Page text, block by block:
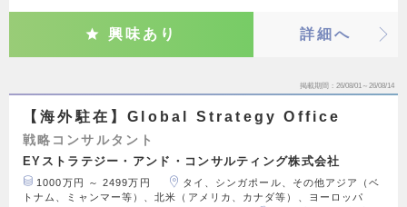
興味あり 詳細へ
掲載期間 26/08/01～26/08/14
【海外駐在】Global Strategy Office
戦略コンサルタント
EYストラテジー・アンド・コンサルティング株式会社
1000万円 ～ 2499万円
タイ、シンガポール、その他アジア（ベ
トナム、ミャンマー等）、北米（アメリカ、カナダ等）、ヨーロッパ